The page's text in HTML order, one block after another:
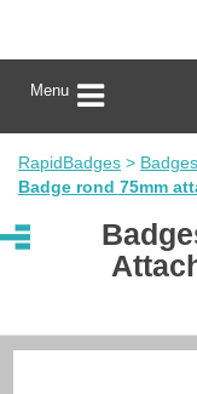
A
t
v
e
r
l
i
Menu
RapidBadges > Badges
Badge rond 75mm